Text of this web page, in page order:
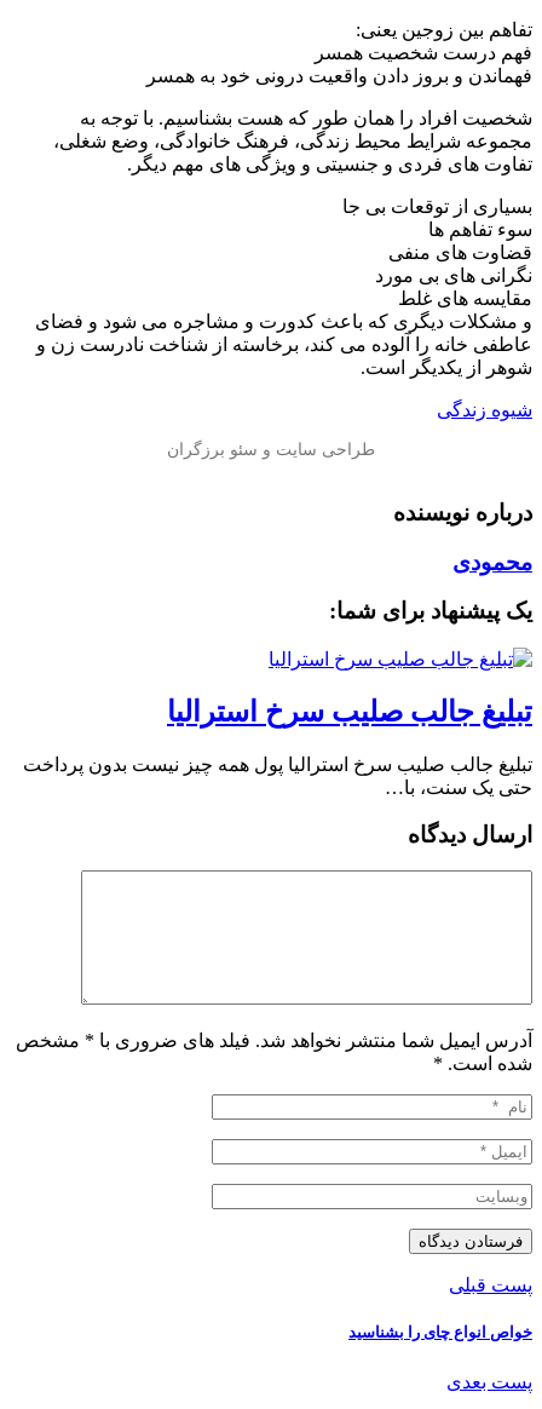
تفاهم بین زوجین یعنی:
فهم درست شخصیت همسر
فهماندن و بروز دادن واقعیت درونی خود به همسر
شخصیت افراد را همان طور كه هست بشناسیم. با توجه به
مجموعه شرایط محیط زندگی، فرهنگ خانوادگی، وضع شغلی،
تفاوت ‏های فردی و جنسیتی و ویژگی‏ های مهم دیگر.
بسیاری از توقعات بی‏ جا
سوء تفاهم ‏ها
قضاوت‏ های منفی
نگرانی‏ های بی‏ مورد
مقایسه‏ های غلط
و مشكلات دیگری كه باعث كدورت و مشاجره می‏ شود و فضای
عاطفی خانه را آلوده می‏ كند، برخاسته از شناخت نادرست زن و
شوهر از یكدیگر است.
شیوه زندگی
درباره نویسنده
محمودی
یک پیشنهاد برای شما:
تبلیغ جالب صلیب سرخ استرالیا
تبلیغ جالب صلیب سرخ استرالیا پول همه چیز نیست بدون پرداخت
حتی یک سنت، با…
ارسال دیدگاه
آدرس ایمیل شما منتشر نخواهد شد. فیلد های ضروری با * مشخص
شده است. *
پست قبلی
خواص انواع چای را بشناسید
پست بعدی